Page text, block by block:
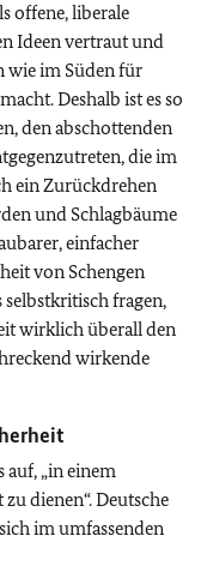
offene, liberale
Ideen vertraut und
wie im Süden für
Deshalb ist es so
den abschottenden
die im
ein Zurückdrehen
und Schlagbäume
einfacher
von Schengen
fragen,
wirklich überall den
wirkende
auf, „in einem
dienen“. Deutsche
im umfassenden